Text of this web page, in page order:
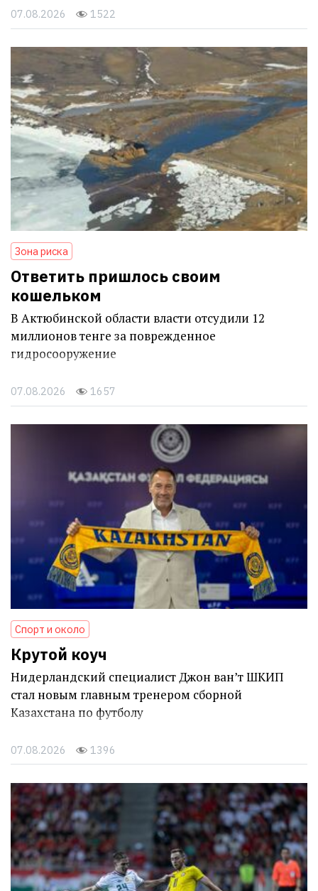
07.08.2026 1522
Зона риска
Ответить пришлось своим
кошельком
В Актюбинской области власти отсудили 12
миллионов тенге за поврежденное
гидросооружение
07.08.2026 1657
Спорт и около
Крутой коуч
Нидерландский специалист Джон ван’т ШКИП
стал новым главным тренером сборной
Казахстана по футболу
07.08.2026 1396